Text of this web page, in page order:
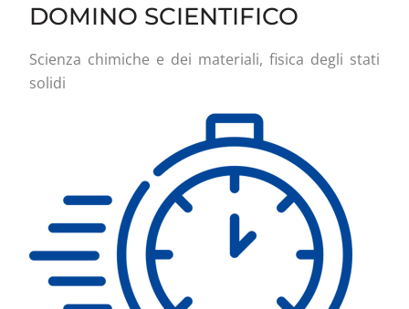
DOMINO SCIENTIFICO
Scienza chimiche e dei materiali, fisica degli stati
solidi